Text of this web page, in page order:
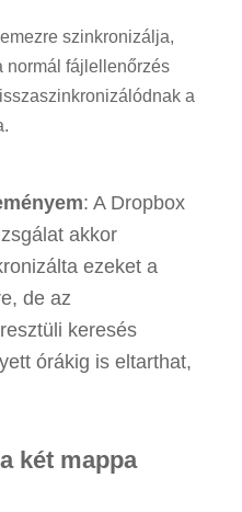
szinkronizálja,
normál fájlellenőrzés
a
: A Dropbox
akkor
ezeket a
de az
keresés
órákig is eltarthat,
két mappa